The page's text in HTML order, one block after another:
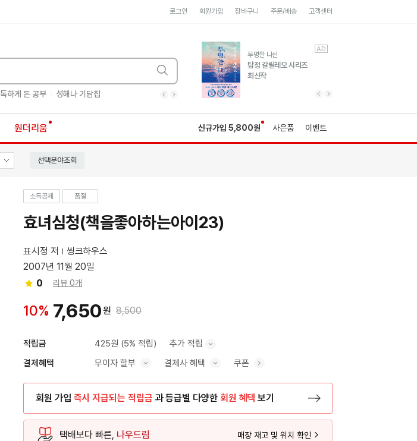
로그인 회원가입 장바구니 주문/배송 고객센터
독하게 돈 공부 성해나 기담집 히가시노게이고 추모 수족관 독하게 돈 공부
유럽 도시 기행3
풍성한 서사와 인문학적
통찰!
AD
투명한 나선
탐정 갈릴레오 시리즈
최신작
AD
원더리움 신규가입 5,800원 사은품 이벤트
선택분야조회
소득공제 품절
효녀심청(책을좋아하는아이23)
표시정 저
씽크하우스
2007년 11월 20일
0
리뷰 0개
10% 7,650원 8,500
적립금 425원 (5% 적립) 추가 적립
결제혜택 무이자 할부 결제사 혜택 쿠폰
회원 가입 즉시 지급되는 적립금 과 등급별 다양한 회원 혜택 보기
택배보다 빠른, 나우드림 매장 재고 및 위치 확인